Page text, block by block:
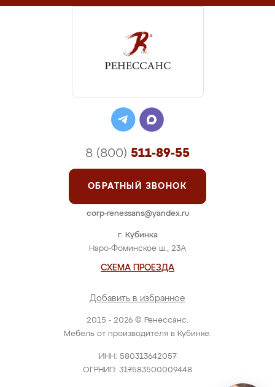
2015 - 2026 © Ренессанс.
Мебель от производителя в Кубинке.
ИНН: 580313642057
ОГРНИП: 317583500009448
г. Кубинка
Наро-Фоминское ш., 23А
СХЕМА ПРОЕЗДА
Добавить в избранное
8 (800) 511-89-55
ОБРАТНЫЙ ЗВОНОК
corp-renessans@yandex.ru